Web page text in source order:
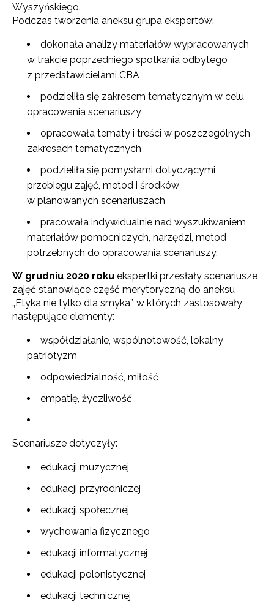
Wyszyńskiego.
Podczas tworzenia aneksu grupa ekspertów:
dokonała analizy materiałów wypracowanych
w trakcie poprzedniego spotkania odbytego
z przedstawicielami CBA
podzieliła się zakresem tematycznym w celu
opracowania scenariuszy
opracowała tematy i treści w poszczególnych
zakresach tematycznych
podzieliła się pomysłami dotyczącymi
przebiegu zajęć, metod i środków
w planowanych scenariuszach
pracowała indywidualnie nad wyszukiwaniem
materiałów pomocniczych, narzędzi, metod
potrzebnych do opracowania scenariuszy.
W grudniu 2020 roku ekspertki przesłały scenariusze
zajęć stanowiące część merytoryczną do aneksu
„Etyka nie tylko dla smyka”, w których zastosowały
następujące elementy:
współdziałanie, wspólnotowość, lokalny
patriotyzm
odpowiedzialność, miłość
empatię, życzliwość
Scenariusze dotyczyły:
edukacji muzycznej
edukacji przyrodniczej
edukacji społecznej
wychowania fizycznego
edukacji informatycznej
edukacji polonistycznej
edukacji technicznej